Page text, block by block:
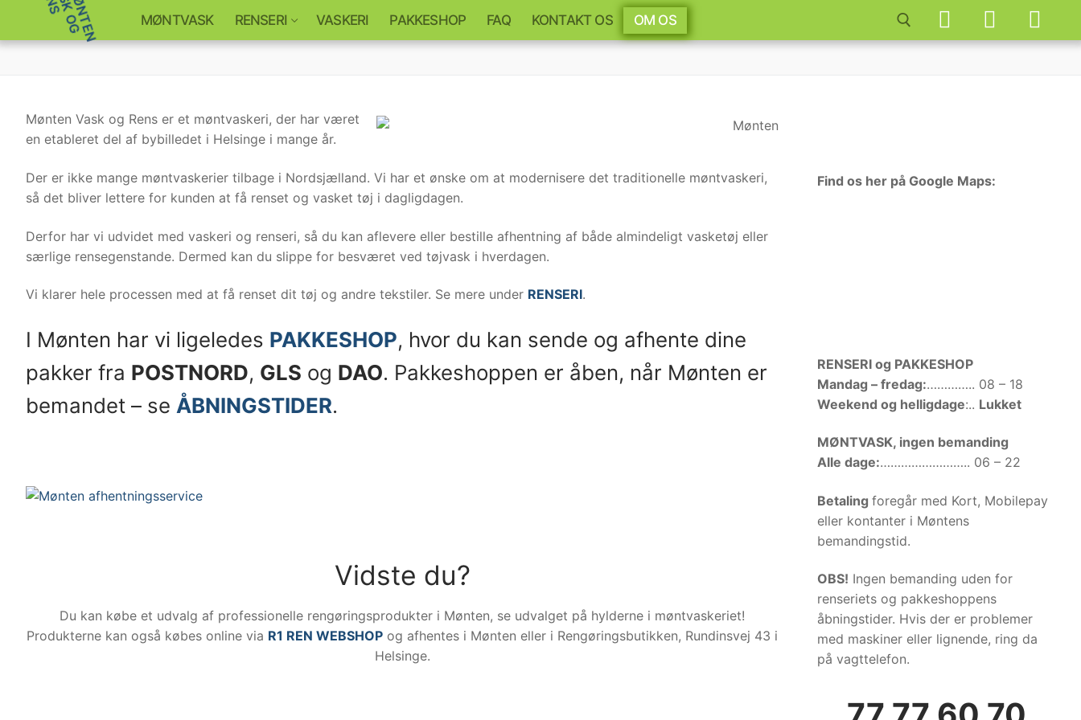
indhold
MØNTVASK RENSERI VASKERI PAKKESHOP FAQ KONTAKT OS OM OS
Mønten Vask og Rens er et møntvaskeri, der har været
en etableret del af bybilledet i Helsinge i mange år.
Der er ikke mange møntvaskerier tilbage i Nordsjælland. Vi har et ønske om at modernisere det traditionelle møntvaskeri,
så det bliver lettere for kunden at få renset og vasket tøj i dagligdagen.
Derfor har vi udvidet med vaskeri og renseri, så du kan aflevere eller bestille afhentning af både almindeligt vasketøj eller
særlige rensegenstande. Dermed kan du slippe for besværet ved tøjvask i hverdagen.
Vi klarer hele processen med at få renset dit tøj og andre tekstiler. Se mere under RENSERI.
I Mønten har vi ligeledes PAKKESHOP, hvor du kan sende og afhente dine
pakker fra POSTNORD, GLS og DAO. Pakkeshoppen er åben, når Mønten er
bemandet – se ÅBNINGSTIDER.
Vidste du?
Du kan købe et udvalg af professionelle rengøringsprodukter i Mønten, se udvalget på hylderne i møntvaskeriet!
Produkterne kan også købes online via R1 REN WEBSHOP og afhentes i Mønten eller i Rengøringsbutikken, Rundinsvej 43 i
Helsinge.
Find os her på Google Maps:
RENSERI og PAKKESHOP
Mandag – fredag:………….. 08 – 18
Weekend og helligdage:.. Lukket
MØNTVASK, ingen bemanding
Alle dage:…………………….. 06 – 22
Betaling foregår med Kort, Mobilepay
eller kontanter i Møntens
bemandingstid.
OBS! Ingen bemanding uden for
renseriets og pakkeshoppens
åbningstider. Hvis der er problemer
med maskiner eller lignende, ring da
på vagttelefon.